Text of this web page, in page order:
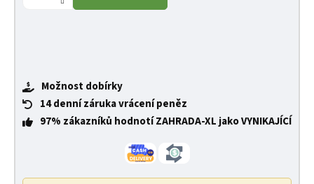
Možnost dobírky
14 denní záruka vrácení peněz
97% zákazníků hodnotí ZAHRADA-XL jako VYNIKAJÍCÍ